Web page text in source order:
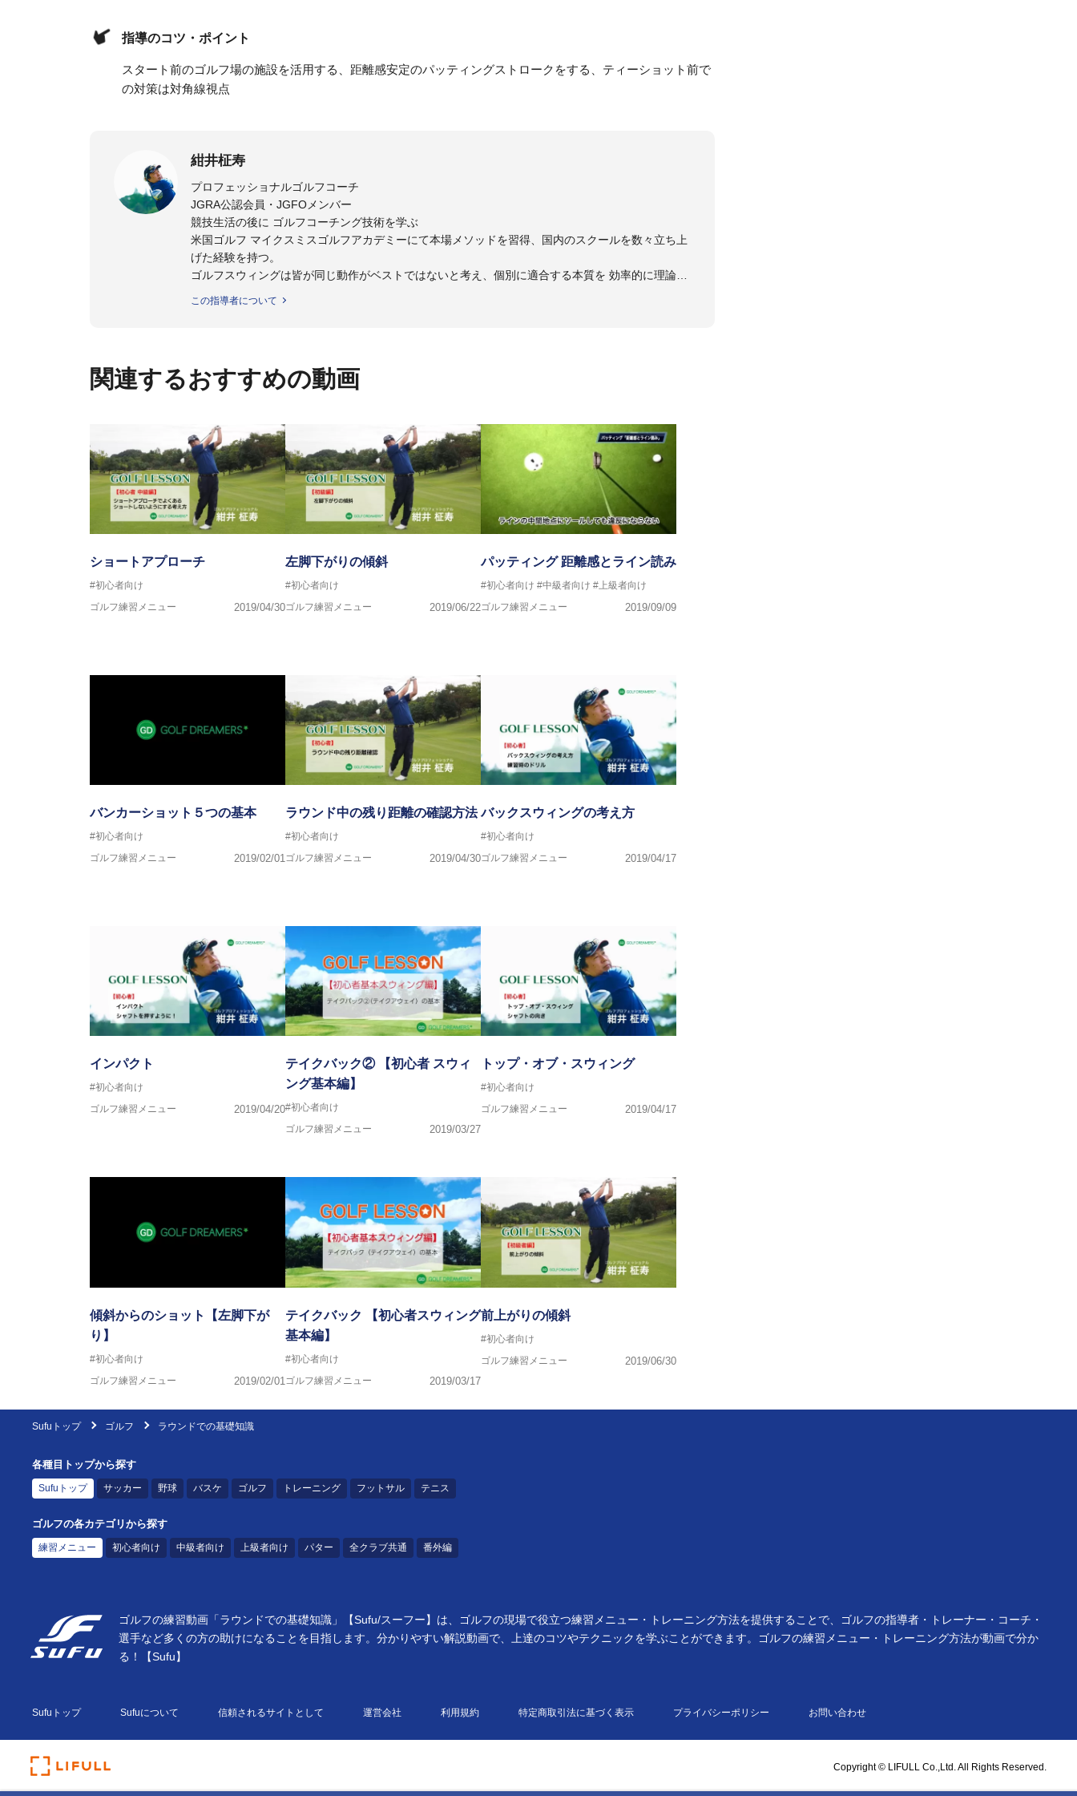
指導のコツ・ポイント
スタート前のゴルフ場の施設を活用する、距離感安定のパッティングストロークをする、ティーショット前で
の対策は対角線視点
紺井柾寿
プロフェッショナルゴルフコーチ
JGRA公認会員・JGFOメンバー
競技生活の後に ゴルフコーチング技術を学ぶ
米国ゴルフ マイクスミスゴルフアカデミーにて本場メソッドを習得、国内のスクールを数々立ち上
げた経験を持つ。
ゴルフスウィングは皆が同じ動作がベストではないと考え、個別に適合する本質を 効率的に理論立
この指導者について
関連するおすすめの動画
ショートアプローチ
#初心者向け
ゴルフ練習メニュー
2019/04/30
左脚下がりの傾斜
#初心者向け
ゴルフ練習メニュー
2019/06/22
パッティング 距離感とライン読み
#初心者向け #中級者向け #上級者向け
ゴルフ練習メニュー
2019/09/09
バンカーショット５つの基本
#初心者向け
ゴルフ練習メニュー
2019/02/01
ラウンド中の残り距離の確認方法
#初心者向け
ゴルフ練習メニュー
2019/04/30
バックスウィングの考え方
#初心者向け
ゴルフ練習メニュー
2019/04/17
インパクト
#初心者向け
ゴルフ練習メニュー
2019/04/20
テイクバック② 【初心者 スウィ
ング基本編】
#初心者向け
ゴルフ練習メニュー
2019/03/27
トップ・オブ・スウィング
#初心者向け
ゴルフ練習メニュー
2019/04/17
傾斜からのショット【左脚下が
り】
#初心者向け
ゴルフ練習メニュー
2019/02/01
テイクバック 【初心者スウィング
基本編】
#初心者向け
ゴルフ練習メニュー
2019/03/17
前上がりの傾斜
#初心者向け
ゴルフ練習メニュー
2019/06/30
Sufuトップ ゴルフ ラウンドでの基礎知識
各種目トップから探す
Sufuトップ サッカー 野球 バスケ ゴルフ トレーニング フットサル テニス
ゴルフの各カテゴリから探す
練習メニュー 初心者向け 中級者向け 上級者向け パター 全クラブ共通 番外編
ゴルフの練習動画「ラウンドでの基礎知識」【Sufu/スーフー】は、ゴルフの現場で役立つ練習メニュー・トレーニング方法を提供することで、ゴルフの指導者・トレーナー・コーチ・
選手など多くの方の助けになることを目指します。分かりやすい解説動画で、上達のコツやテクニックを学ぶことができます。ゴルフの練習メニュー・トレーニング方法が動画で分か
る！【Sufu】
Sufuトップ Sufuについて 信頼されるサイトとして 運営会社 利用規約 特定商取引法に基づく表示 プライバシーポリシー お問い合わせ
Copyright © LIFULL Co.,Ltd. All Rights Reserved.